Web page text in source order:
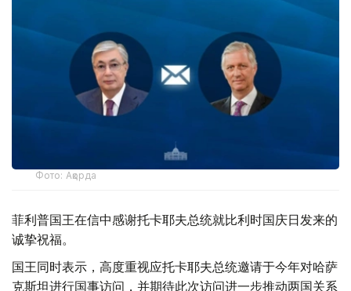
Фото: Ақорда
菲利普国王在信中感谢托卡耶夫总统就比利时国庆日发来的
诚挚祝福。
国王同时表示，高度重视应托卡耶夫总统邀请于今年对哈萨
克斯坦进行国事访问，并期待此次访问进一步推动两国关系